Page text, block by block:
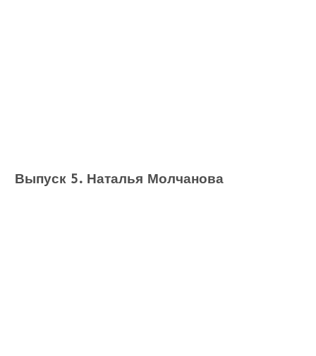
Выпуск 5. Наталья Молчанова